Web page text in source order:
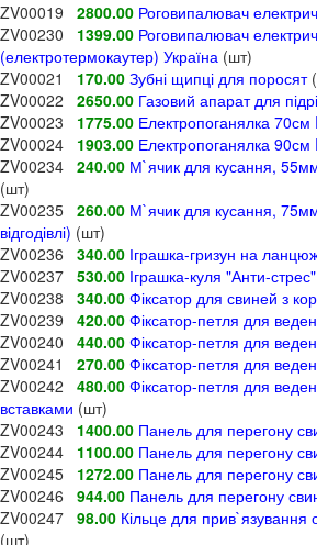
ZV00019 2800.00 Роговипалювач
ZV00230 1399.00 Роговипалювач
(електротермокаутер) Україна (шт)
ZV00021 170.00 Зубні щипці для поросят
ZV00022 2650.00 Газовий апарат для
ZV00023 1775.00 Електропоганялка 70см
ZV00024 1903.00 Електропоганялка 90см
ZV00234 240.00 М`ячик для кусання,
(шт)
ZV00235 260.00 М`ячик для кусання,
відгодівлі) (шт)
ZV00236 340.00 Іграшка-гризун на
ZV00237 530.00 Іграшка-куля "Анти-
ZV00238 340.00 Фіксатор для свиней з
ZV00239 420.00 Фіксатор-петля для
ZV00240 440.00 Фіксатор-петля для
ZV00241 270.00 Фіксатор-петля для
ZV00242 480.00 Фіксатор-петля для
вставками (шт)
ZV00243 1400.00 Панель для перегону
ZV00244 1100.00 Панель для перегону
ZV00245 1272.00 Панель для перегону
ZV00246 944.00 Панель для перегону
ZV00247 98.00 Кільце для
(шт)